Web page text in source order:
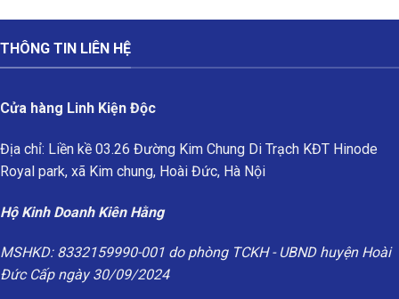
THÔNG TIN LIÊN HỆ
Cửa hàng Linh Kiện Độc
Địa chỉ: Liền kề 03.26 Đường Kim Chung Di Trạch KĐT Hinode
Royal park, xã Kim chung, Hoài Đức, Hà Nội
Hộ Kinh Doanh Kiên Hằng
MSHKD: 8332159990-001 do phòng TCKH - UBND huyện Hoài
Đức Cấp ngày 30/09/2024